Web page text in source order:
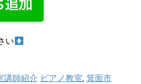
い
講師紹介 ピアノ教室, 箕面市